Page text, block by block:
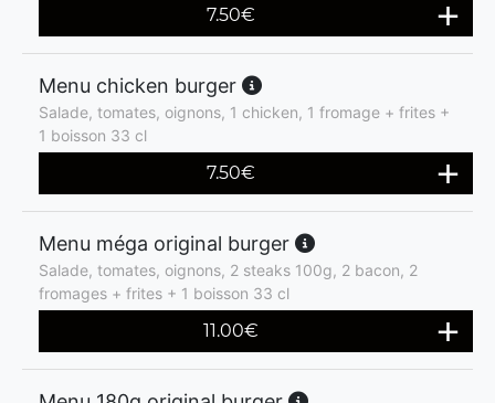
7.50€
Menu chicken burger
Salade, tomates, oignons, 1 chicken, 1 fromage + frites +
1 boisson 33 cl
7.50€
Menu méga original burger
Salade, tomates, oignons, 2 steaks 100g, 2 bacon, 2
fromages + frites + 1 boisson 33 cl
11.00€